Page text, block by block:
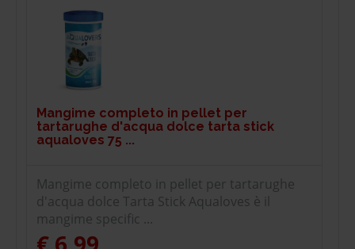
Mangime completo in pellet per
tartarughe d'acqua dolce tarta stick
aqualoves 75 ...
Mangime completo in pellet per tartarughe
d'acqua dolce Tarta Stick Aqualoves è il
mangime specific ...